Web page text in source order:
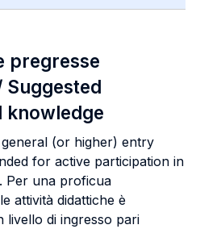
pregresse
Suggested
knowledge
general (or higher) entry
for active participation in
Per una proficua
attività didattiche è
livello di ingresso pari